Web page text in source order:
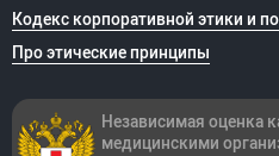
Кодекс корпоративной этики и
Про этические принципы
Независимая оценка
медицинскими